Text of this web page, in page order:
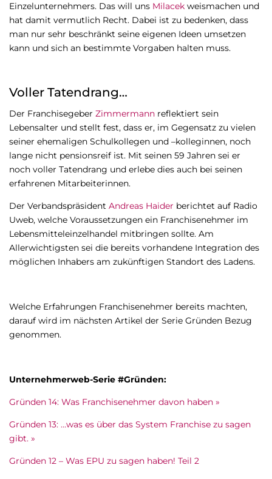
Einzelunternehmers. Das will uns Milacek weismachen und
hat damit vermutlich Recht. Dabei ist zu bedenken, dass
man nur sehr beschränkt seine eigenen Ideen umsetzen
kann und sich an bestimmte Vorgaben halten muss.
Voller Tatendrang…
Der Franchisegeber Zimmermann reflektiert sein
Lebensalter und stellt fest, dass er, im Gegensatz zu vielen
seiner ehemaligen Schulkollegen und –kolleginnen, noch
lange nicht pensionsreif ist. Mit seinen 59 Jahren sei er
noch voller Tatendrang und erlebe dies auch bei seinen
erfahrenen Mitarbeiterinnen.
Der Verbandspräsident Andreas Haider berichtet auf Radio
Uweb, welche Voraussetzungen ein Franchisenehmer im
Lebensmitteleinzelhandel mitbringen sollte. Am
Allerwichtigsten sei die bereits vorhandene Integration des
möglichen Inhabers am zukünftigen Standort des Ladens.
Welche Erfahrungen Franchisenehmer bereits machten,
darauf wird im nächsten Artikel der Serie Gründen Bezug
genommen.
Unternehmerweb-Serie #Gründen:
Gründen 14: Was Franchisenehmer davon haben »
Gründen 13: …was es über das System Franchise zu sagen
gibt. »
Gründen 12 – Was EPU zu sagen haben! Teil 2